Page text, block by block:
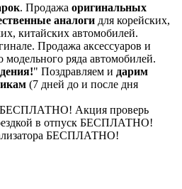
. Продажа оригинальных
аналоги для корейских,
китайских автомобилей.
Продажа аксессуаров и
модельного ряда автомобилей.
" Поздравляем и дарим
(7 дней до и после дня
БЕСПЛАТНО! Акция проверь
в отпуск БЕСПЛАТНО!
БЕСПЛАТНО!